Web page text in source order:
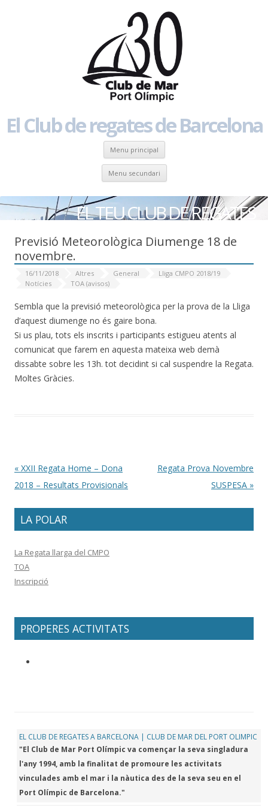
El Club de regates de Barcelona
Menu principal Skip to content
Menu secundari Skip to content
EL TEU CLUB DE REGATES
Previsió Meteorològica Diumenge 18 de
novembre.
16/11/2018 Altres General
Lliga CMPO 2018/19
Notícies
TOA (avisos)
Sembla que la previsió meteorològica per la prova de la Lliga
d’aquest diumenge no és gaire bona.
Si us plau, tots els inscrits i participants estigueu atents al
comunicat que farem en aquesta mateixa web demà
dissabte sobre les 13h. tot decidint si cal suspendre la Regata.
Moltes Gràcies.
Post navigation
« XXII Regata Home – Dona
2018 – Resultats Provisionals
Regata Prova Novembre
SUSPESA »
LA POLAR
La Regata llarga del CMPO
TOA
Inscripció
PROPERES ACTIVITATS
EL CLUB DE REGATES A BARCELONA | CLUB DE MAR DEL PORT OLIMPIC
"El Club de Mar Port Olímpic va començar la seva singladura
l'any 1994, amb la finalitat de promoure les activitats
vinculades amb el mar i la nàutica des de la seva seu en el
Port Olímpic de Barcelona."